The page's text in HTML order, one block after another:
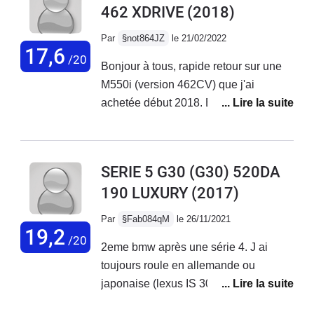
17,6 /20
462 XDRIVE (2018)
Par §not864JZ le 21/02/2022
Bonjour à tous, rapide retour sur une
M550i (version 462CV) que j'ai
achetée début 2018. Elle a maintenant
avantageusement remplacée une M3
agréable au quotidien.La M550i est
l'opposé complet de la M3. Le plaisir
quelle motricité (x-drive) et quel
moteur! Toujours présent avec un
couple présent très bas. Il est bien
19,2 /20
SERIE 5 G30 (G30) 520DA
190 LUXURY (2017)
Par §Fab084qM le 26/11/2021
2eme bmw après une série 4. J ai
toujours roule en allemande ou
japonaise (lexus IS 300h.Fsport,